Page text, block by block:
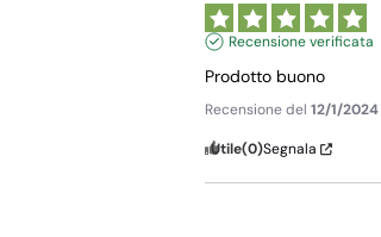
Recensione verificata
Prodotto buono
Recensione del 12/1/2024
Utile(0)Segnala